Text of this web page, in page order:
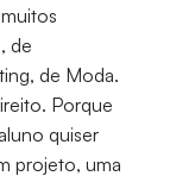
de
de Moda.
Porque
quiser
projeto, uma